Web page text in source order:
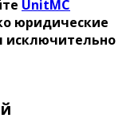
UnitMC
юридические
исключительно